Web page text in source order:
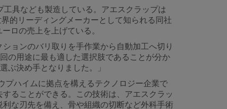
具なども製造している。アエスクラップは
的リーディングメーカーとして知られる同社
ロの売上を上げている。
ョンのバリ取りを手作業から自動加工へ切り
の用途に最も適した選択肢であることが分か
ぶ決め手となりました。」
プハイムに拠点を構えるテクノロジー企業で
ることができる。この技術は、アエスクラッ
な刃先を備え、骨や組織の切断など外科手術